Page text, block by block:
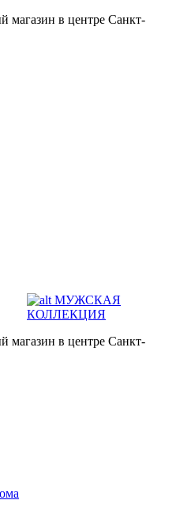
магазин в центре Санкт-
МУЖСКАЯ
КОЛЛЕКЦИЯ
магазин в центре Санкт-